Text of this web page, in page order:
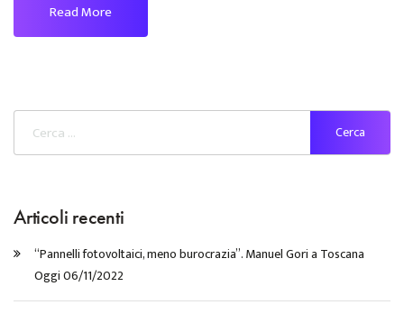
Read More
Articoli recenti
“Pannelli fotovoltaici, meno burocrazia”. Manuel Gori a Toscana
Oggi 06/11/2022